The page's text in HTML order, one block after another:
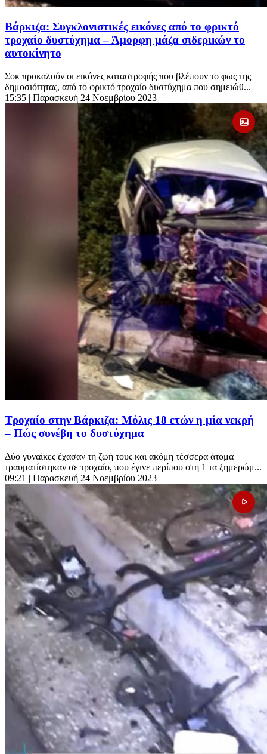
Βάρκιζα: Συγκλονιστικές εικόνες από το φρικτό
τροχαίο δυστύχημα – Άμορφη μάζα σιδερικών το
αυτοκίνητο
Σοκ προκαλούν οι εικόνες καταστροφής που βλέπουν το φως της
δημοσιότητας, από το φρικτό τροχαίο δυστύχημα που σημειώθ...
15:35 | Παρασκευή 24 Νοεμβρίου 2023
Τροχαίο στην Βάρκιζα: Μόλις 18 ετών η μία νεκρή
– Πώς συνέβη το δυστύχημα
Δύο γυναίκες έχασαν τη ζωή τους και ακόμη τέσσερα άτομα
τραυματίστηκαν σε τροχαίο, που έγινε περίπου στη 1 τα ξημερώμ...
09:21 | Παρασκευή 24 Νοεμβρίου 2023